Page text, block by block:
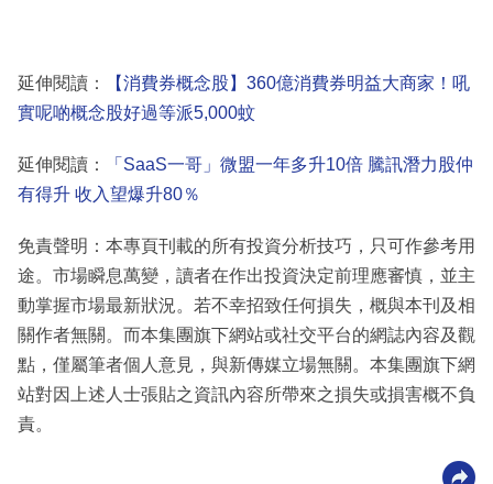
延伸閱讀：
【消費券概念股】360億消費券明益大商家！吼
實呢啲概念股好過等派5,000蚊
延伸閱讀：
「SaaS一哥」微盟一年多升10倍 騰訊潛力股仲
有得升 收入望爆升80％
免責聲明：本專頁刊載的所有投資分析技巧，只可作參考用
途。市場瞬息萬變，讀者在作出投資決定前理應審慎，並主
動掌握市場最新狀況。若不幸招致任何損失，概與本刊及相
關作者無關。而本集團旗下網站或社交平台的網誌內容及觀
點，僅屬筆者個人意見，與新傳媒立場無關。本集團旗下網
站對因上述人士張貼之資訊內容所帶來之損失或損害概不負
責。